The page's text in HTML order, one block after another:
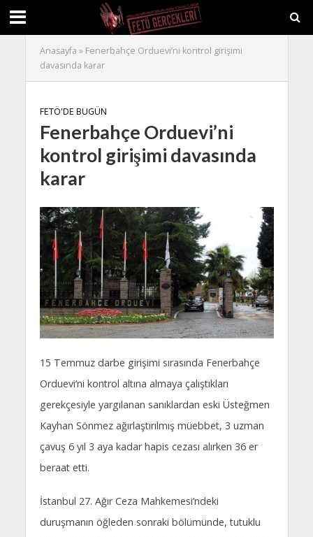
Anasayfa » Fenerbahçe Orduevi’ni kontrol girişimi
davasında karar
FETÖ'DE BUGÜN
Fenerbahçe Orduevi’ni
kontrol girişimi davasında
karar
15 Temmuz darbe girişimi sırasında Fenerbahçe
Orduevi’ni kontrol altına almaya çalıştıkları
gerekçesiyle yargılanan sanıklardan eski Üsteğmen
Kayhan Sönmez ağırlaştırılmış müebbet, 3 uzman
çavuş 6 yıl 3 aya kadar hapis cezası alırken 36 er
beraat etti.
İstanbul 27. Ağır Ceza Mahkemesi’ndeki
duruşmanın öğleden sonraki bölümünde, tutuklu